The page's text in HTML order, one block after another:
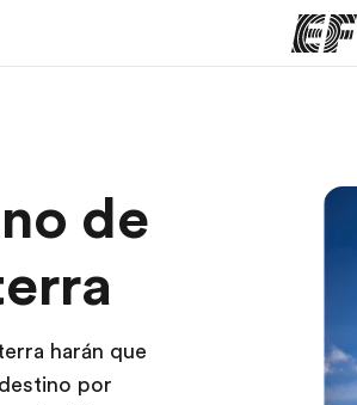
lo que hacemos Encuentra una
de
harán que
por